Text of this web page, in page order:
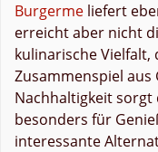
Burgerme liefert
erreicht aber nicht
kulinarische Vielfalt,
Zusammenspiel aus
Nachhaltigkeit sorgt
besonders für
interessante